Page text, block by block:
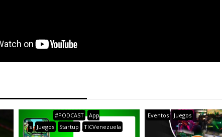
#PODCAST
App
´s
Juegos Startup TICVenezuela
Eventos Juegos